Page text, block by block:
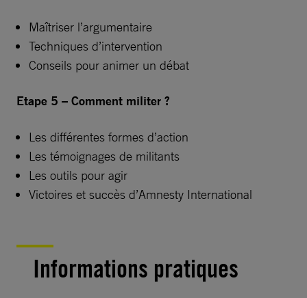
Maîtriser l’argumentaire
Techniques d’intervention
Conseils pour animer un débat
Etape 5 – Comment militer ?
Les différentes formes d’action
Les témoignages de militants
Les outils pour agir
Victoires et succès d’Amnesty International
Informations pratiques